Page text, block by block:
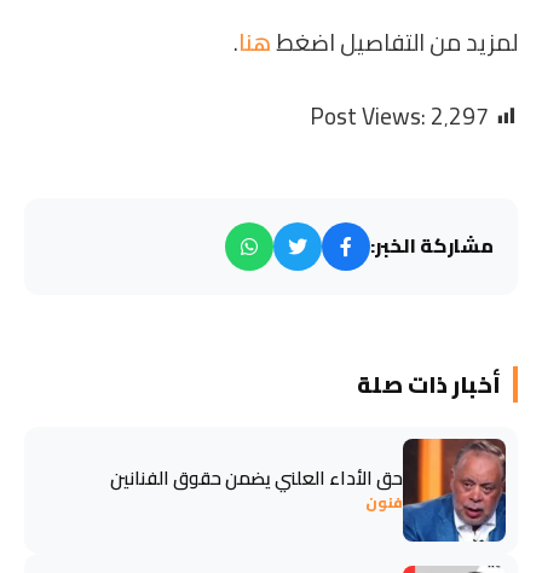
لمزيد من التفاصيل اضغطهنا.
Post Views:2٬297
مشاركة الخبر:
أخبار ذات صلة
حق الأداء العلني يضمن حقوق الفنانين
فنون